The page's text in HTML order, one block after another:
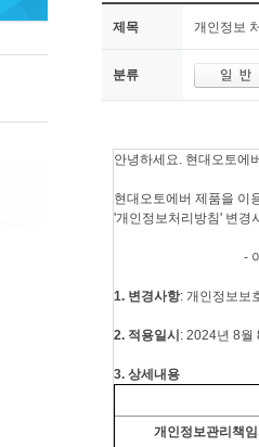
제목 개인정보
분류
안녕하세요. 현대오토에
현대오토에버 제품을 이
'개인정보처리방침' 변경
- 아
1. 변경사항: 개인정보보
2. 적용일시 : 2024년 8월
3. 상세내용
개인정보관리책